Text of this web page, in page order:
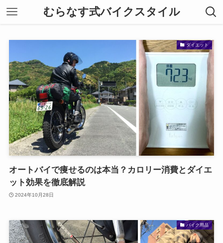
むらなす式バイクスタイル
ダイエット
オートバイで痩せるのは本当？カロリー消費とダイエ
ット効果を徹底解説
2024年10月28日
バイク用品